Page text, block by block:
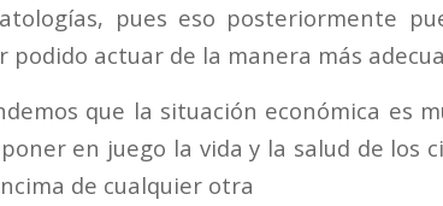
pues eso posteriormente
podido actuar de la manera más
que la situación económica es
en juego la vida y la salud de los
de cualquier otra